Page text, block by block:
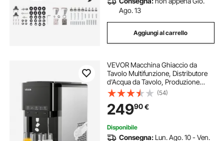
Ago. 13
Aggiungi al carrello
VEVOR Macchina Ghiaccio da
Tavolo Multifunzione, Distributore
d'Acqua da Tavolo, Produzione
Rapida con Contenitore di
Stoccaggio, Ghiaccio Sferico o
Tritato e Acqua Fredda, per Feste in
Cucina
(54)
24990€
Disponibile
Consegna: Lun. Ago. 10 - Ven.